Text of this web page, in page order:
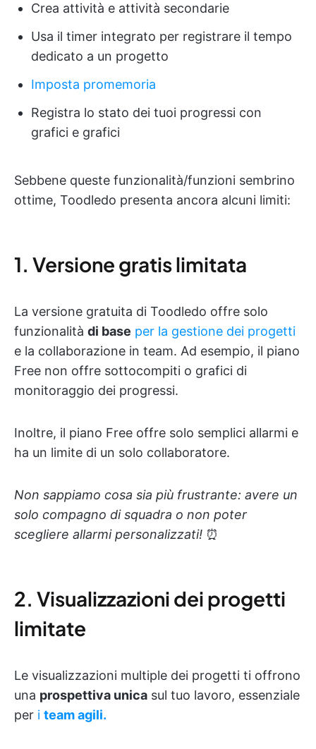
Crea attività e attività secondarie
Usa il timer integrato per registrare il tempo
dedicato a un progetto
Imposta promemoria
Registra lo stato dei tuoi progressi con
grafici e grafici
Sebbene queste funzionalità/funzioni sembrino
ottime, Toodledo presenta ancora alcuni limiti:
1. Versione gratis limitata
La versione gratuita di Toodledo offre solo
funzionalità di base per la gestione dei progetti
e la collaborazione in team. Ad esempio, il piano
Free non offre sottocompiti o grafici di
monitoraggio dei progressi.
Inoltre, il piano Free offre solo semplici allarmi e
ha un limite di un solo collaboratore.
Non sappiamo cosa sia più frustrante: avere un
solo compagno di squadra o non poter
scegliere allarmi personalizzati! ⏰
2. Visualizzazioni dei progetti
limitate
Le visualizzazioni multiple dei progetti ti offrono
una prospettiva unica sul tuo lavoro, essenziale
per i team agili.